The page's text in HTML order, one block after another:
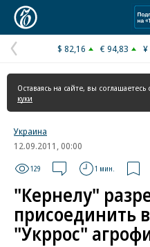
Предыдущая
страница
$ 82,16 € 94,83 ¥
Оставаясь на сайте, вы соглашаетесь
куки
Украина
12.09.2011, 00:00
129 1 мин.
"Кернелу"
присоединить
"Укррос"